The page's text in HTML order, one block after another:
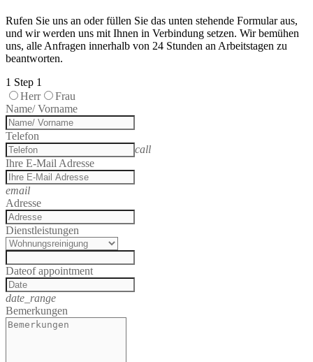
Rufen Sie uns an oder füllen Sie das unten stehende Formular aus,
und wir werden uns mit Ihnen in Verbindung setzen. Wir bemühen
uns, alle Anfragen innerhalb von 24 Stunden an Arbeitstagen zu
beantworten.
1 Step 1
Herr
Frau
Name/ Vorname
Telefon
call
Ihre E-Mail Adresse
email
Adresse
Dienstleistungen
Dateof appointment
date_range
Bemerkungen